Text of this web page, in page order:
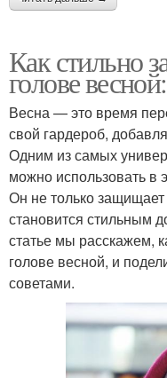
Как стильно
голове
Весна — это время
свой гардероб,
Одним из самых
можно использовать в
Он не только защищает
становится стильным
статье мы расскажем,
голове весной, и
советами.